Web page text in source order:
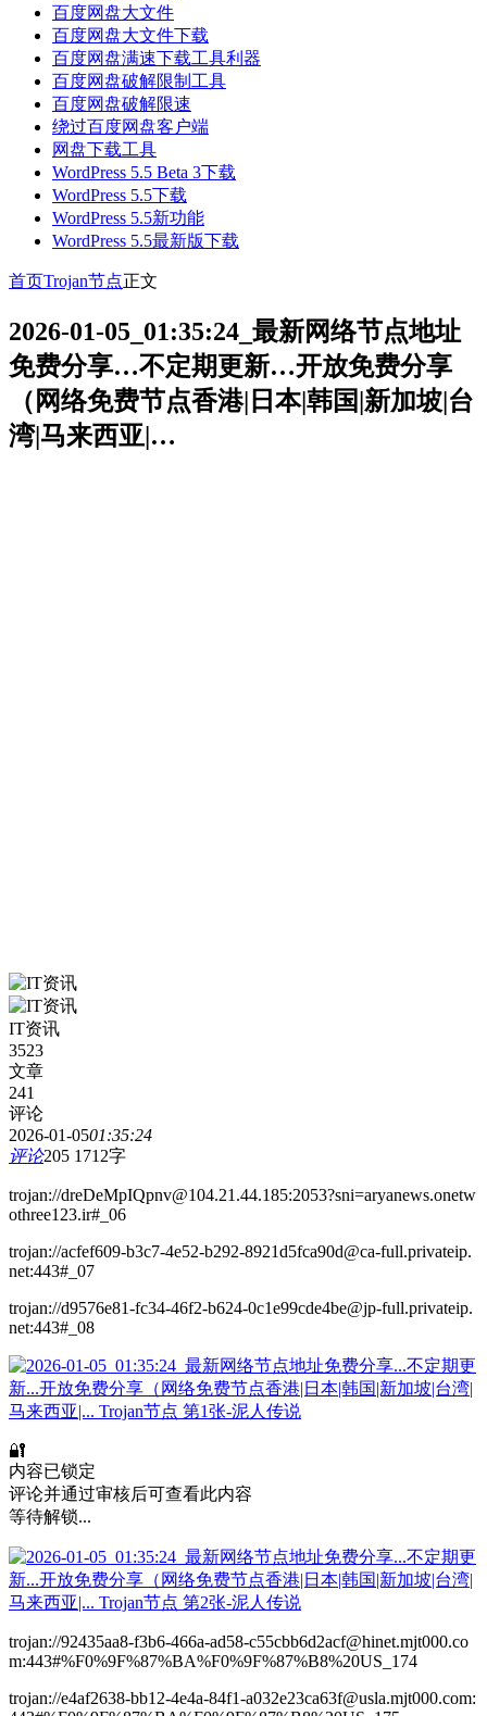
百度网盘大文件
百度网盘大文件下载
百度网盘满速下载工具利器
百度网盘破解限制工具
百度网盘破解限速
绕过百度网盘客户端
网盘下载工具
WordPress 5.5 Beta 3下载
WordPress 5.5下载
WordPress 5.5新功能
WordPress 5.5最新版下载
首页Trojan节点正文
2026-01-05_01:35:24_最新网络节点地址
免费分享…不定期更新…开放免费分享
（网络免费节点香港|日本|韩国|新加坡|台
湾|马来西亚|…
IT资讯
3523
文章
241
评论
2026-01-0501:35:24
评论205 1712字
trojan://dreDeMpIQpnv@104.21.44.185:2053?sni=aryanews.onetw
othree123.ir#_06
trojan://acfef609-b3c7-4e52-b292-8921d5fca90d@ca-full.privateip.
net:443#_07
trojan://d9576e81-fc34-46f2-b624-0c1e99cde4be@jp-full.privateip.
net:443#_08
🔐
内容已锁定
评论并通过审核后可查看此内容
等待解锁...
trojan://92435aa8-f3b6-466a-ad58-c55cbb6d2acf@hinet.mjt000.co
m:443#%F0%9F%87%BA%F0%9F%87%B8%20US_174
trojan://e4af2638-bb12-4e4a-84f1-a032e23ca63f@usla.mjt000.com: